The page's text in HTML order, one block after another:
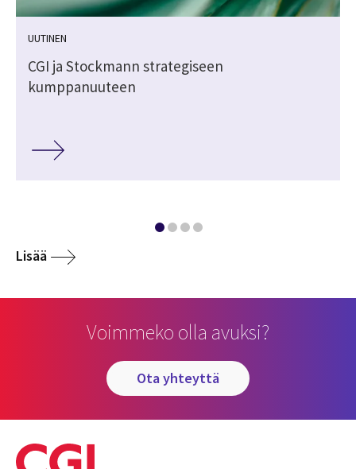
UUTINEN
CGI ja Stockmann strategiseen
kumppanuuteen
Lisää
Voimmeko olla avuksi?
ota yhteyttä